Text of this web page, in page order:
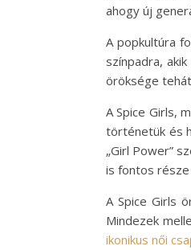
ahogy új
A popkultúra
színpadra,
öröksége
A Spice Girls,
történetük és
„Girl Power”
is fontos része
A Spice Girls
Mindezek
ikonikus női